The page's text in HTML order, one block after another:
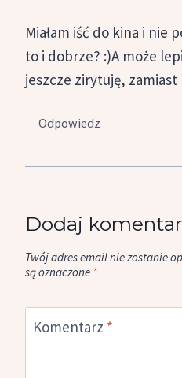
Miałam iść do kina i nie
to i dobrze? :)A może
jeszcze zirytuję, zamiast
Odpowiedz
Dodaj
Twój adres email nie zostanie
są oznaczone *
Komentarz *